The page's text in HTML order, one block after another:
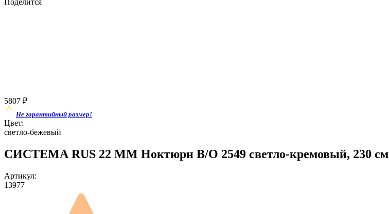
5807 ₽
Не гарантийный размер!
Цвет:
светло-бежевый
СИСТЕМА RUS 22 ММ Ноктюрн B/O 2549 светло-кремовый, 230 см
Артикул:
13977